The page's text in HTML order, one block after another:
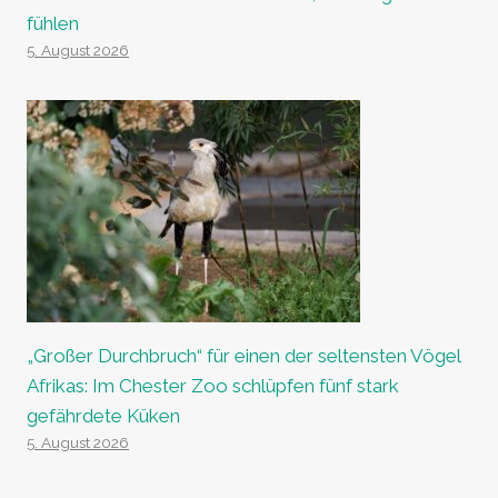
fühlen
5. August 2026
„Großer Durchbruch“ für einen der seltensten Vögel
Afrikas: Im Chester Zoo schlüpfen fünf stark
gefährdete Küken
5. August 2026